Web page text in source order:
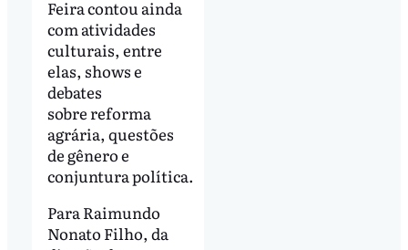
Feira contou ainda
com atividades
culturais, entre
elas, shows e
debates
sobre reforma
agrária, questões
de gênero e
conjuntura política.
Para Raimundo
Nonato Filho, da